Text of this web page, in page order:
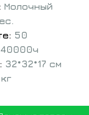
Молочный
50
40000ч
32*32*17 см